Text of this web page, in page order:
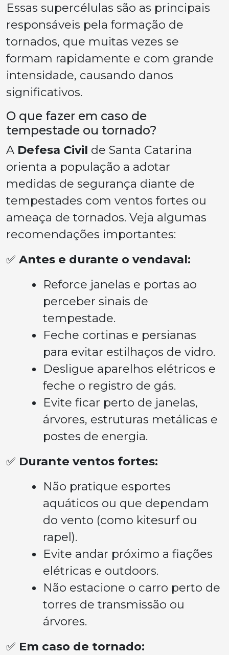
Essas supercélulas são as principais
responsáveis pela formação de
tornados, que muitas vezes se
formam rapidamente e com grande
intensidade, causando danos
significativos.
O que fazer em caso de
tempestade ou tornado?
A Defesa Civil de Santa Catarina
orienta a população a adotar
medidas de segurança diante de
tempestades com ventos fortes ou
ameaça de tornados. Veja algumas
recomendações importantes:
✅ Antes e durante o vendaval:
Reforce janelas e portas ao
perceber sinais de
tempestade.
Feche cortinas e persianas
para evitar estilhaços de vidro.
Desligue aparelhos elétricos e
feche o registro de gás.
Evite ficar perto de janelas,
árvores, estruturas metálicas e
postes de energia.
✅ Durante ventos fortes:
Não pratique esportes
aquáticos ou que dependam
do vento (como kitesurf ou
rapel).
Evite andar próximo a fiações
elétricas e outdoors.
Não estacione o carro perto de
torres de transmissão ou
árvores.
✅ Em caso de tornado: